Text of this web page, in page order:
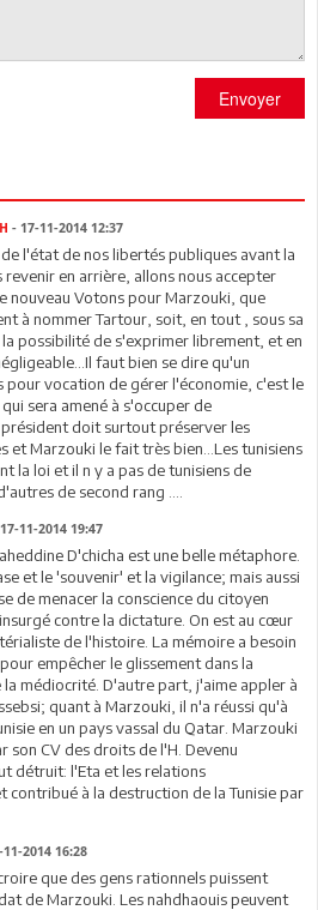
Envoyer
- 17-11-2014 12:37
l'état de nos libertés publiques avant la
en arrière, allons nous accepter
nouveau Votons pour Marzouki, que
à nommer Tartour, soit, en tout , sous sa
possibilité de s'exprimer librement, et en
faut bien se dire qu'un
pour vocation de gérer l'économie, c'est le
sera amené à s'occuper de
doit surtout préserver les
et Marzouki le fait très bien...Les tunisiens
la loi et il n y a pas de tunisiens de
de second rang ....
11-2014 19:47
D'chicha est une belle métaphore.
et le 'souvenir' et la vigilance; mais aussi
de menacer la conscience du citoyen
contre la dictature. On est au cœur
de l'histoire. La mémoire a besoin
empêcher le glissement dans la
médiocrité. D'autre part, j'aime appler à
quant à Marzouki, il n'a réussi qu'à
en un pays vassal du Qatar. Marzouki
son CV des droits de l'H. Devenu
détruit: l'Eta et les relations
contribué à la destruction de la Tunisie par
11-2014 16:28
que des gens rationnels puissent
de Marzouki. Les nahdhaouis peuvent